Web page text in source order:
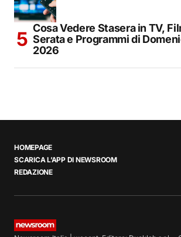
Cosa Vedere Stasera in TV,
Serata e Programmi di
2026
HOMEPAGE
SCARICA L’APP DI NEWSROOM
REDAZIONE